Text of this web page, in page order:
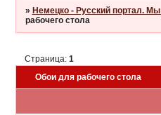
» Немецко - Русский портал.
рабочего стола
Обои для рабочего стола
Страница: 1